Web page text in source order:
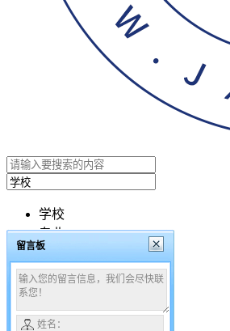
学校
专业
文章
搜索
咨询时间：08:00 - 24:00
留言板
姓名：